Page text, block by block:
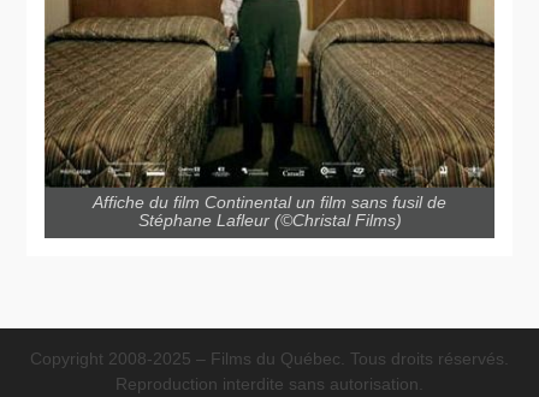
Affiche du film Continental un film sans fusil de
Stéphane Lafleur (©Christal Films)
Copyright 2008-2025 – Films du Québec. Tous droits réservés.
Reproduction interdite sans autorisation.